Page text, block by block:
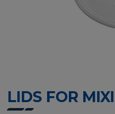
LIDS FOR